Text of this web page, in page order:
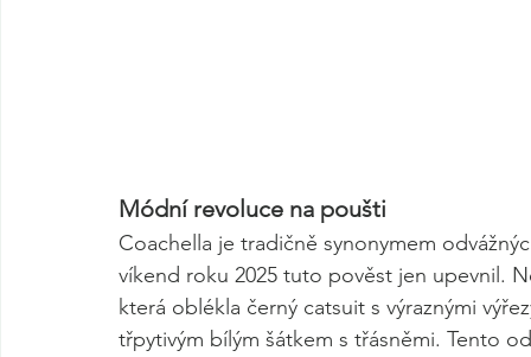
Módní revoluce na poušti
Coachella je tradičně synonymem
víkend roku 2025 tuto pověst jen upevnil.
která oblékla černý catsuit s výraznými
třpytivým bílým šátkem s třásněmi. Tento